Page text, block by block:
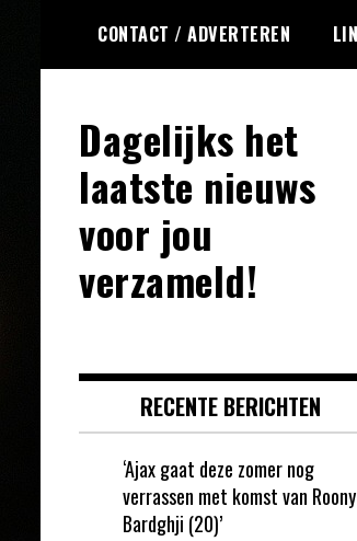
de
CONTACT / ADVERTEREN
Dagelijks het
laatste nieuws
voor jou
verzameld!
RECENTE BERICHTEN
‘Ajax gaat deze zomer nog
verrassen met komst van Roony
Bardghji (20)’